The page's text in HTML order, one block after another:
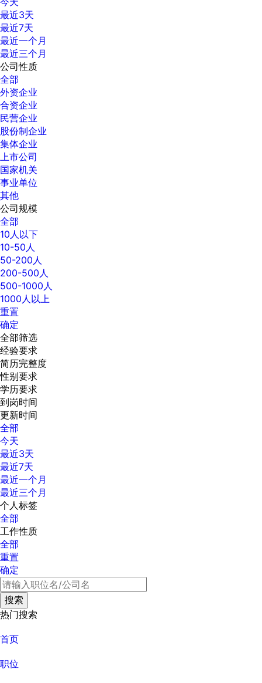
最近3天
最近7天
最近一个月
最近三个月
公司性质
全部
外资企业
合资企业
民营企业
股份制企业
集体企业
上市公司
国家机关
事业单位
其他
公司规模
全部
10人以下
10-50人
50-200人
200-500人
500-1000人
1000人以上
重置
确定
全部筛选
经验要求
简历完整度
性别要求
学历要求
到岗时间
更新时间
全部
今天
最近3天
最近7天
最近一个月
最近三个月
个人标签
全部
工作性质
全部
重置
确定
热门搜索
首页
职位